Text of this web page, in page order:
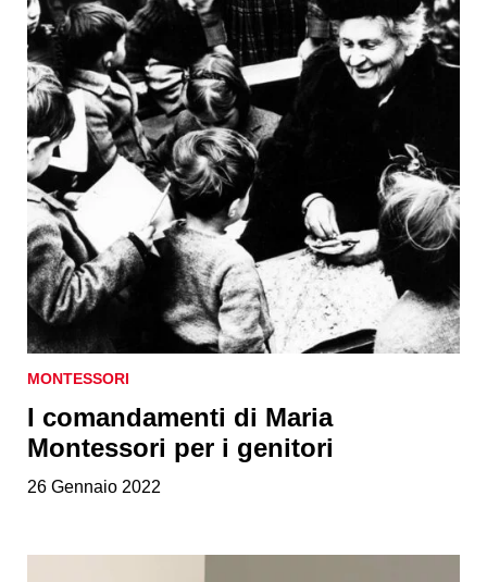
MONTESSORI
I comandamenti di Maria
Montessori per i genitori
26 Gennaio 2022